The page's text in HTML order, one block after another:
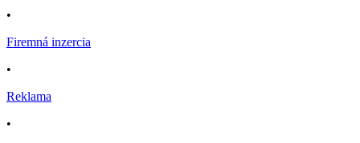
•
Firemná inzercia
•
Reklama
•